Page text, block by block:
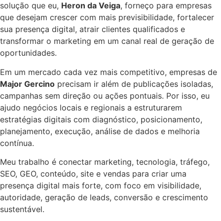
solução que eu, Heron da Veiga, forneço para empresas
que desejam crescer com mais previsibilidade, fortalecer
sua presença digital, atrair clientes qualificados e
transformar o marketing em um canal real de geração de
oportunidades.
Em um mercado cada vez mais competitivo, empresas de
Major Gercino precisam ir além de publicações isoladas,
campanhas sem direção ou ações pontuais. Por isso, eu
ajudo negócios locais e regionais a estruturarem
estratégias digitais com diagnóstico, posicionamento,
planejamento, execução, análise de dados e melhoria
contínua.
Meu trabalho é conectar marketing, tecnologia, tráfego,
SEO, GEO, conteúdo, site e vendas para criar uma
presença digital mais forte, com foco em visibilidade,
autoridade, geração de leads, conversão e crescimento
sustentável.